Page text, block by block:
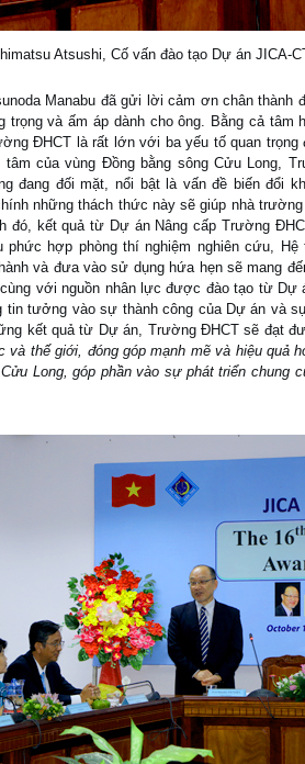
Atsushi, Cố vấn đào tạo Dự án JICA-
Manabu đã gửi lời cảm ơn chân thành
trọng và ấm áp dành cho ông. Bằng cả tâm
ĐHCT là rất lớn với ba yếu tố quan
của vùng Đồng bằng sông Cửu Long,
đang đối mặt, nổi bật là vấn đề biến đổi
những thách thức này sẽ giúp nhà
đó, kết quả từ Dự án Nâng cấp Trường
phức hợp phòng thí nghiệm nghiên cứu,
và đưa vào sử dụng hứa hẹn sẽ mang
với nguồn nhân lực được đào tạo từ Dự
tin tưởng vào sự thành công của Dự án và
kết quả từ Dự án, Trường ĐHCT sẽ đạt
và thế giới, đóng góp mạnh mẽ và hiệu quả
Long, góp phần vào sự phát triển chung